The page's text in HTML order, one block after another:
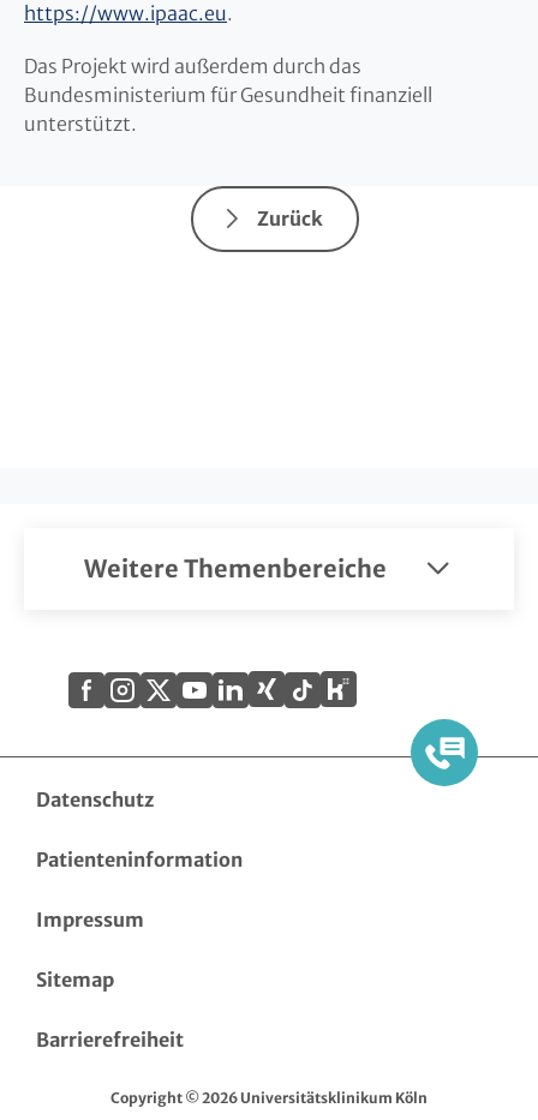
https://www.ipaac.eu.
Das Projekt wird außerdem durch das
Bundesministerium für Gesundheit finanziell
unterstützt.
Zurück
Weitere Themenbereiche
Facebook
Instagram
X
YouTube
LinkedIn
Xing TiktokKununu
Datenschutz
Patienteninformation
Impressum
Sitemap
Barrierefreiheit
Copyright © 2026 Universitätsklinikum Köln